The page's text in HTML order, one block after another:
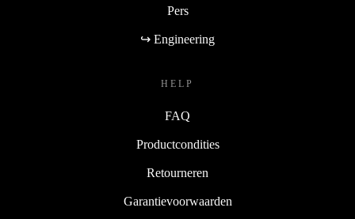
Pers
↪ Engineering
HELP
FAQ
Productcondities
Retourneren
Garantievoorwaarden